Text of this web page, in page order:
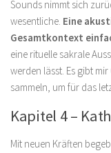
Sounds nimmt sich
wesentliche. Eine
Gesamtkontext
eine rituelle sakrale
werden lässt. Es gibt
sammeln, um für das
Kapitel 4 –
Mit neuen Kräften